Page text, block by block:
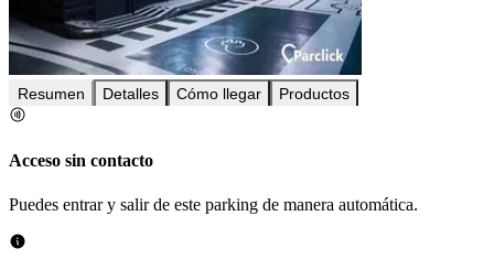
Resumen Detalles Cómo llegar Productos
Acceso sin contacto
Puedes entrar y salir de este parking de manera automática.